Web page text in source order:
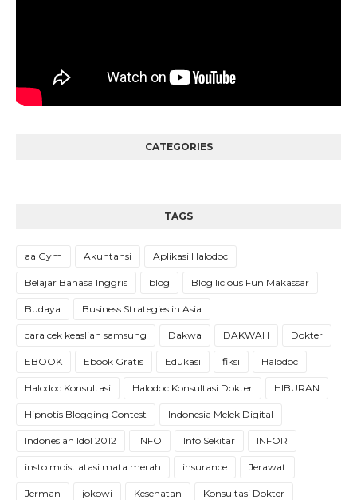
CATEGORIES
TAGS
aa Gym Akuntansi Aplikasi Halodoc
Belajar Bahasa Inggris blog Blogilicious Fun Makassar
Budaya Business Strategies in Asia
cara cek keaslian samsung Dakwa DAKWAH Dokter
EBOOK Ebook Gratis Edukasi fiksi Halodoc
Halodoc Konsultasi Halodoc Konsultasi Dokter HIBURAN
Hipnotis Blogging Contest Indonesia Melek Digital
Indonesian Idol 2012 INFO Info Sekitar INFOR
insto moist atasi mata merah insurance Jerawat
Jerman jokowi Kesehatan Konsultasi Dokter